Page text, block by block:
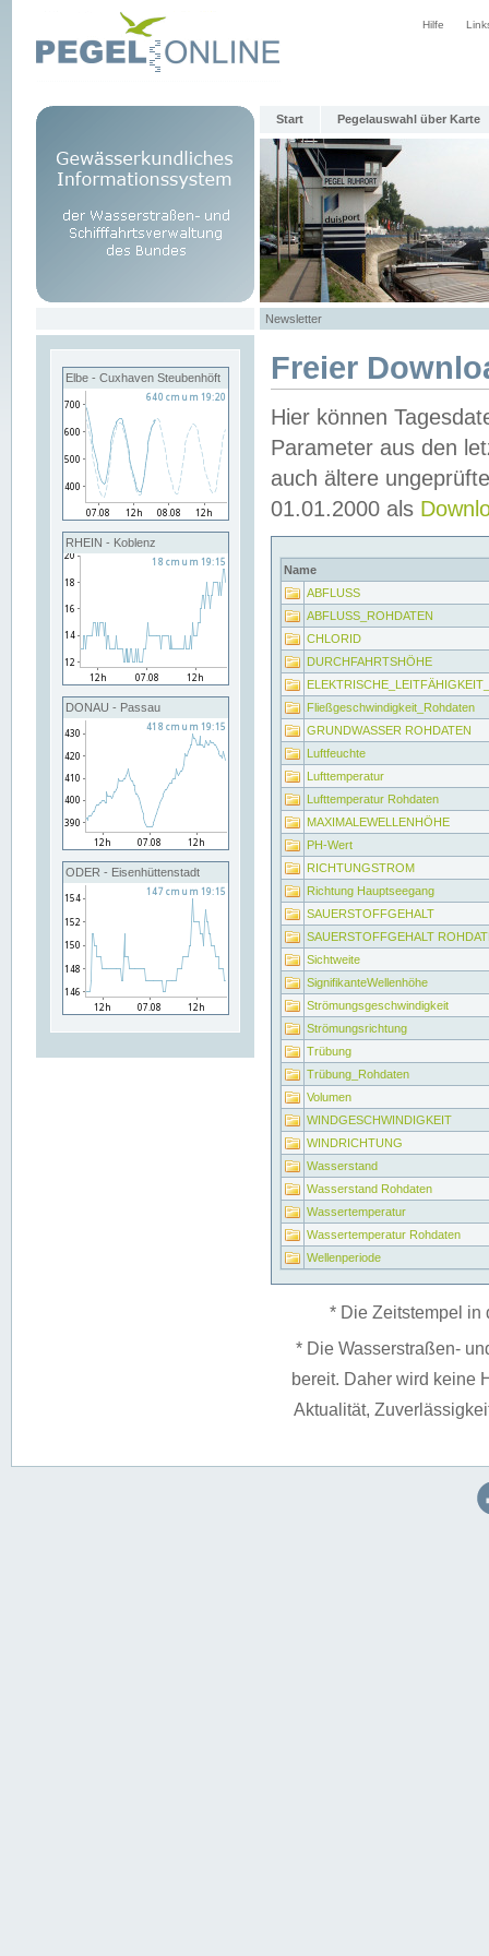
Hilfe
Start Pegelauswahl über Karte
Newsletter
Elbe - Cuxhaven Steubenhöft
RHEIN - Koblenz
DONAU - Passau
ODER - Eisenhüttenstadt
Freier
Hier können
Parameter aus den
auch ältere
01.01.2000 als
Name
ABFLUSS
ABFLUSS_ROHDATEN
CHLORID
DURCHFAHRTSHÖHE
Fließgeschwindigkeit_Rohdaten
GRUNDWASSER ROHDATEN
Luftfeuchte
Lufttemperatur
Lufttemperatur Rohdaten
MAXIMALEWELLENHÖHE
PH-Wert
RICHTUNGSTROM
Richtung Hauptseegang
SAUERSTOFFGEHALT
SAUERSTOFFGEHALT
Sichtweite
SignifikanteWellenhöhe
Strömungsgeschwindigkeit
Strömungsrichtung
Trübung
Trübung_Rohdaten
Volumen
WINDGESCHWINDIGKEIT
WINDRICHTUNG
Wasserstand
Wasserstand Rohdaten
Wassertemperatur
Wassertemperatur Rohdaten
Wellenperiode
* Die Zeitstempel in
* Die Wasserstraßen-
bereit. Daher wird keine
Aktualität,